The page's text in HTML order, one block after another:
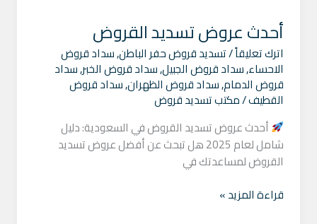
أحدث عروض تسديد القروض
اترك تعليقاً/تسديد قروض حفر الباطن,سداد قروض
الاحساء,سداد قروض الجبيل,سداد قروض الخبر,سداد
قروض الدمام,سداد قروض الظهران,سداد قروض
القطيف/مكتب تسديد قروض
أحدث عروض تسديد القروض في السعودية: دليل
شامل لعام 2025 هل تبحث عن أفضل عروض تسديد
القروض لمساعدتك في
قراءة المزيد »